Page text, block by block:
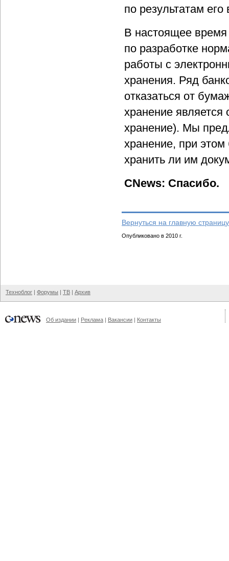
по результатам
В настоящее время
по разработке
работы с
хранения. Ряд
отказаться от
хранение является
хранение). Мы
хранение, при
хранить ли им
CNews: Спасибо.
Вернуться на главную
Опубликовано в 2010 г.
Техноблог | Форумы | ТВ | Архив
Об издании | Реклама | Вакансии | Контакты